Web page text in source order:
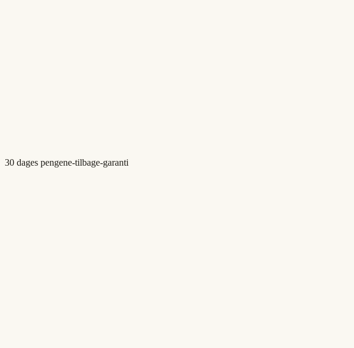
30 dages pengene-tilbage-garanti